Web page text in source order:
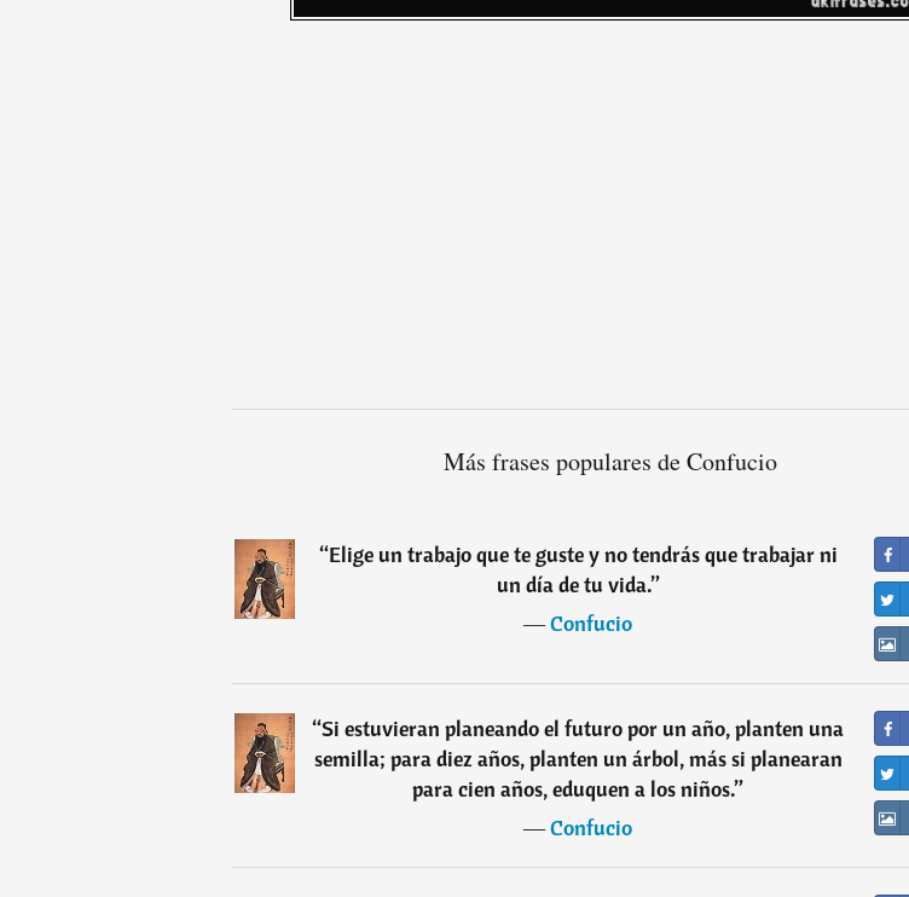
Más frases populares de Confucio
“Elige un trabajo que te guste y no tendrás que trabajar ni
un día de tu vida.”
―Confucio
“Si estuvieran planeando el futuro por un año, planten una
semilla; para diez años, planten un árbol, más si planearan
para cien años, eduquen a los niños.”
―Confucio